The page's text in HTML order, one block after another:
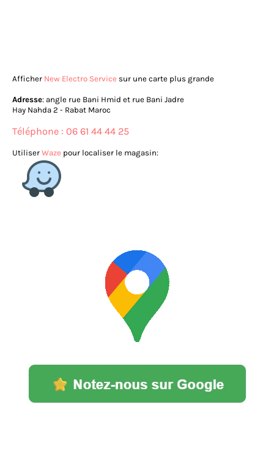
Afficher New Electro Service sur une carte plus grande
Adresse: angle rue Bani Hmid et rue Bani Jadre
Hay Nahda 2 - Rabat Maroc
Téléphone : 06 61 44 44 25
Utiliser Waze pour localiser le magasin: